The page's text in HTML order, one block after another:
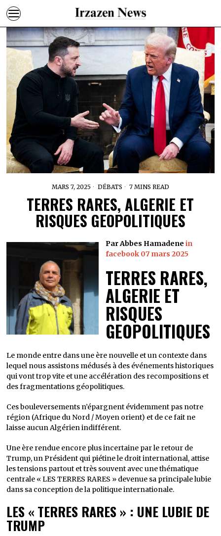
MARS 7, 2025 DÉBATS 7 MINS READ
TERRES RARES, ALGERIE ET
RISQUES GEOPOLITIQUES
Par Abbes Hamadenein
facebook 07 mars 2025
TERRES RARES,
ALGERIE ET
RISQUES
GEOPOLITIQUES
Le monde entre dans une ère nouvelle et un contexte dans
lequel nous assistons médusés à des événements historiques
qui vont trop vite et une accélération des recompositions et
des fragmentations géopolitiques.
Ces bouleversements n’épargnent évidemment pas notre
région (Afrique du Nord / Moyen orient) et de ce fait ne
laisse aucun Algérien indifférent.
Une ère rendue encore plus incertaine par le retour de
Trump, un Président qui piétine le droit international, attise
les tensions partout et très souvent avec une thématique
centrale « LES TERRES RARES » devenue sa principale lubie
dans sa conception de la politique internationale.
LES « TERRES RARES » : UNE LUBIE DE
TRUMP